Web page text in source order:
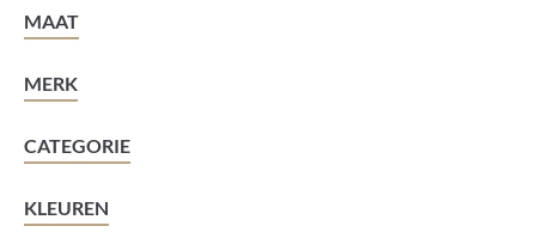
BORD- & KAARTSPELLEN
MINIATUURSPELLEN
CADEAUBON
MAAT
MERK
CATEGORIE
KLEUREN